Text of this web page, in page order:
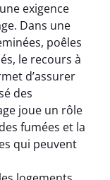
exigence
Dans une
poêles
le recours à
d’assurer
des
joue un rôle
fumées et la
qui peuvent